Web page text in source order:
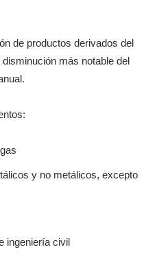
de productos derivados del
más notable del
y no metálicos, excepto
ingeniería civil